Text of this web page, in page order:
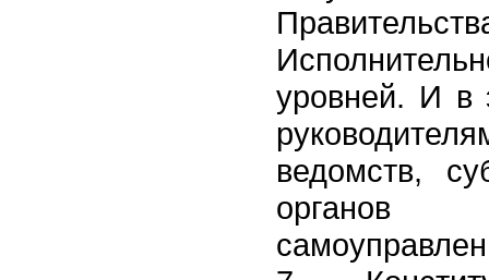
уровней. И в
ведомств,